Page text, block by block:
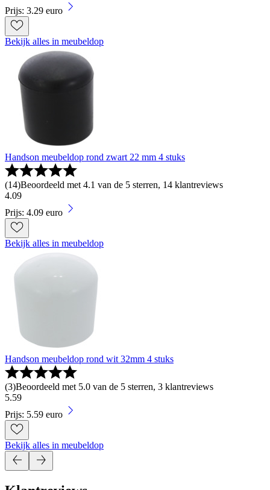
Prijs: 3.29 euro
Bekijk alles in meubeldop
Handson meubeldop rond zwart 22 mm 4 stuks
(14)Beoordeeld met 4.1 van de 5 sterren, 14 klantreviews
4.09
Prijs: 4.09 euro
Bekijk alles in meubeldop
Handson meubeldop rond wit 32mm 4 stuks
(3)Beoordeeld met 5.0 van de 5 sterren, 3 klantreviews
5.59
Prijs: 5.59 euro
Bekijk alles in meubeldop